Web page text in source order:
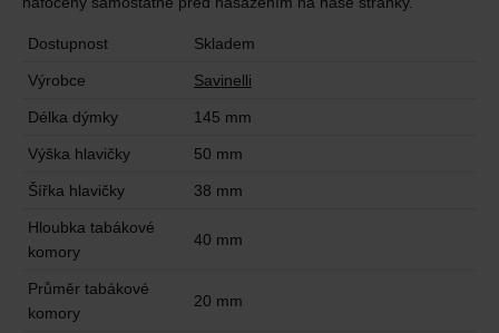
Dostupnost Skladem
Výrobce Savinelli
Délka dýmky 145 mm
Výška hlavičky 50 mm
Šířka hlavičky 38 mm
Hloubka tabákové
komory
40 mm
Průměr tabákové
komory
20 mm